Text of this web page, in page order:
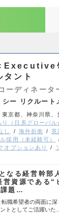
Executive
ント
ーディネータ
ー リクルート
東京都、神奈川県
（日系グローバル
し 海外折衝 英
採用（未経験可）
オプションあり
なる経営幹部
資源である“
課題…
職希望者の両面に
トとしてご活躍いた…